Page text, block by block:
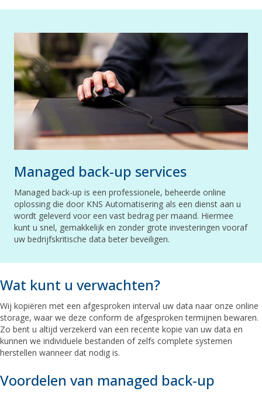
Managed back-up services
Managed back-up is een professionele, beheerde online
oplossing die door KNS Automatisering als een dienst aan u
wordt geleverd voor een vast bedrag per maand. Hiermee
kunt u snel, gemakkelijk en zonder grote investeringen vooraf
uw bedrijfskritische data beter beveiligen.
Wat kunt u verwachten?
Wij kopiëren met een afgesproken interval uw data naar onze online
storage, waar we deze conform de afgesproken termijnen bewaren.
Zo bent u altijd verzekerd van een recente kopie van uw data en
kunnen we individuele bestanden of zelfs complete systemen
herstellen wanneer dat nodig is.
Voordelen van managed back-up